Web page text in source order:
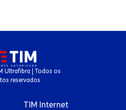
Ultrafibra | Todos os
reservados
TIM Internet